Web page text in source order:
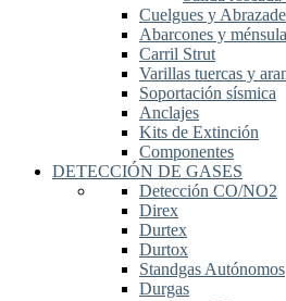
Cuelgues y
Abarcones y
Carril Strut
Varillas tuercas y
Soportación sísmica
Anclajes
Kits de Extinción
Componentes
DETECCIÓN DE GASES
Detección CO/NO2
Direx
Durtex
Durtox
Standgas Autónomos
Durgas